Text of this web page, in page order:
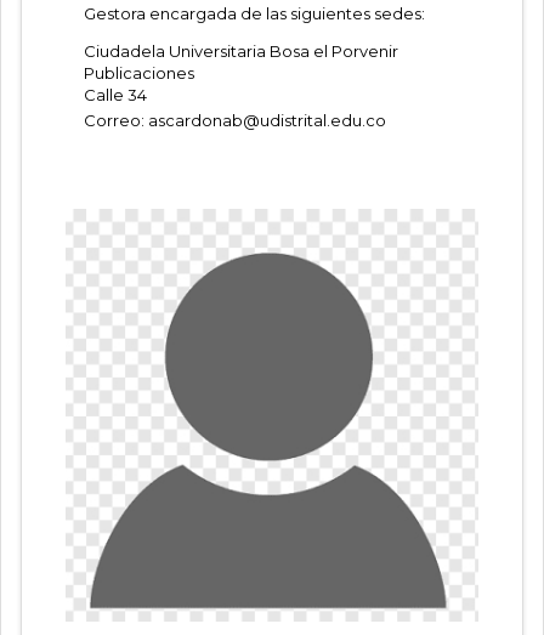
Gestora encargada de las siguientes sedes:
Ciudadela Universitaria Bosa el Porvenir
Publicaciones
Calle 34
Correo: ascardonab@udistrital.edu.co